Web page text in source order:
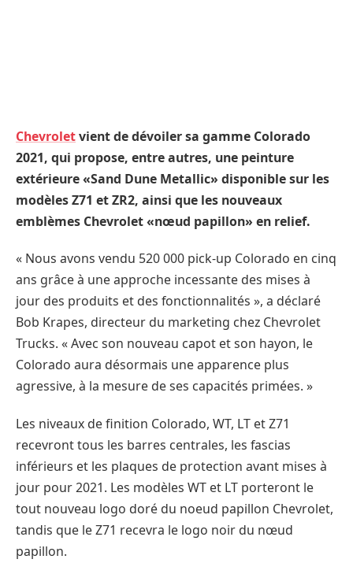
Chevroletvient de dévoiler sa gamme Colorado
2021, qui propose, entre autres, une peinture
extérieure «Sand Dune Metallic» disponible sur les
modèles Z71 et ZR2, ainsi que les nouveaux
emblèmes Chevrolet «nœud papillon» en relief.
« Nous avons vendu 520 000 pick-up Colorado en cinq
ans grâce à une approche incessante des mises à
jour des produits et des fonctionnalités », a déclaré
Bob Krapes, directeur du marketing chez Chevrolet
Trucks. « Avec son nouveau capot et son hayon, le
Colorado aura désormais une apparence plus
agressive, à la mesure de ses capacités primées. »
Les niveaux de finition Colorado, WT, LT et Z71
recevront tous les barres centrales, les fascias
inférieurs et les plaques de protection avant mises à
jour pour 2021. Les modèles WT et LT porteront le
tout nouveau logo doré du noeud papillon Chevrolet,
tandis que le Z71 recevra le logo noir du nœud
papillon.